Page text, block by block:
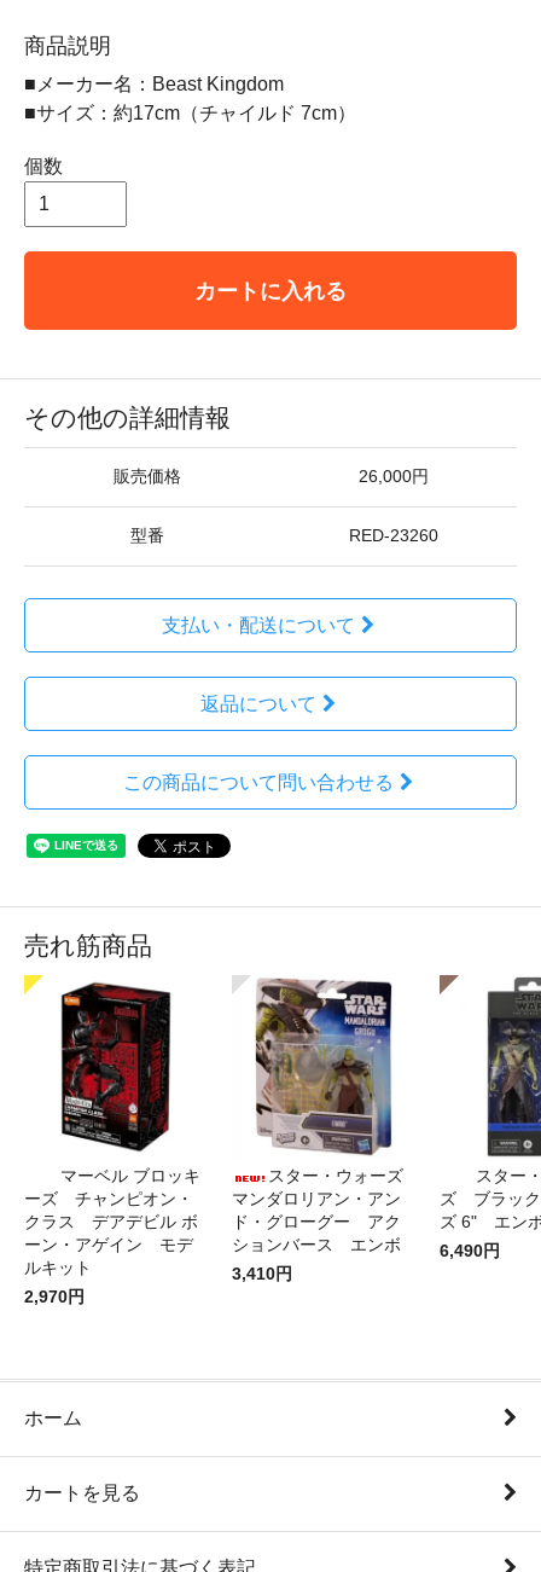
商品説明
■メーカー名：Beast Kingdom
■サイズ：約17cm（チャイルド 7cm）
個数
カートに入れる
その他の詳細情報
販売価格 26,000円
型番 RED-23260
支払い・配送について
返品について
この商品について問い合わせる
売れ筋商品
マーベル ブロッキ
ーズ チャンピオン・
クラス デアデビル ボ
ーン・アゲイン モデ
ルキット
2,970円
スター・ウォーズ
マンダロリアン・アン
ド・グローグー アク
ションバース エンボ
3,410円
スター
ズ ブラック
ズ 6" エン
6,490円
ホーム
カートを見る
特定商取引法に基づく表記